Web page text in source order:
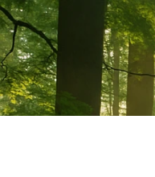
Přejít
na
obsah